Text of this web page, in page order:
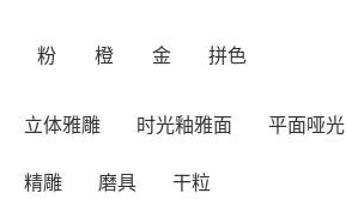
粉 橙 金 拼色
立体雅雕 时光釉雅面 平面哑光
精雕 磨具 干粒